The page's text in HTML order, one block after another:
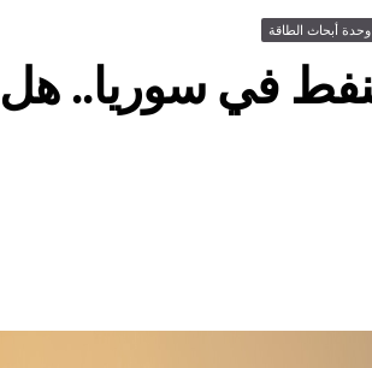
وحدة أبحاث الطاقة